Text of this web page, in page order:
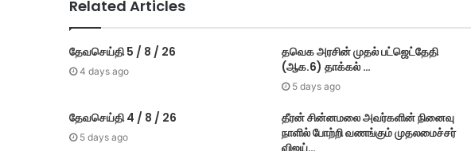
Related Articles
தேவசெய்தி 5 / 8 / 26
4 days ago
தவெக அரசின் முதல் பட்​ஜெட்தேதி
(ஆக.6) தாக்​கல் …
5 days ago
தேவசெய்தி 4 / 8 / 26
5 days ago
தீரன் சின்னமலை அவர்களின் நினைவு
நாளில் போற்றி வணங்கும் முதலமைச்சர்